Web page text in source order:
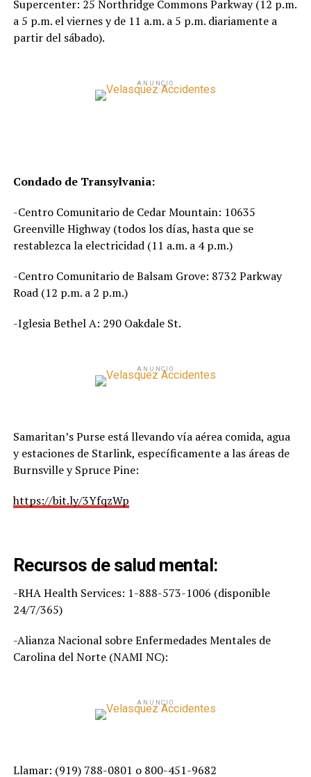
Supercenter: 25 Northridge Commons Parkway (12 p.m.
a 5 p.m. el viernes y de 11 a.m. a 5 p.m. diariamente a
partir del sábado).
ANUNCIO
Condado de Transylvania:
-Centro Comunitario de Cedar Mountain: 10635
Greenville Highway (todos los días, hasta que se
restablezca la electricidad (11 a.m. a 4 p.m.)
-Centro Comunitario de Balsam Grove: 8732 Parkway
Road (12 p.m. a 2 p.m.)
-Iglesia Bethel A: 290 Oakdale St.
ANUNCIO
Samaritan’s Purse está llevando vía aérea comida, agua
y estaciones de Starlink, específicamente a las áreas de
Burnsville y Spruce Pine:
https://bit.ly/3YfqzWp
Recursos de salud mental:
-RHA Health Services: 1-888-573-1006 (disponible
24/7/365)
-Alianza Nacional sobre Enfermedades Mentales de
Carolina del Norte (NAMI NC):
ANUNCIO
Llamar: (919) 788-0801 o 800-451-9682